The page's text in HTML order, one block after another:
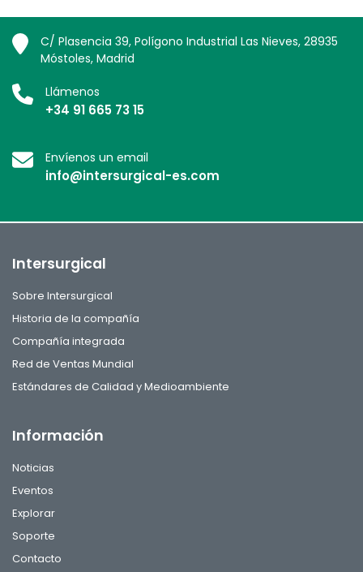
C/ Plasencia 39, Polígono Industrial Las Nieves, 28935
Móstoles, Madrid
Llámenos
+34 91 665 73 15
Envíenos un email
info@intersurgical-es.com
Intersurgical
Sobre Intersurgical
Historia de la compañía
Compañía integrada
Red de Ventas Mundial
Estándares de Calidad y Medioambiente
Información
Noticias
Eventos
Explorar
Soporte
Contacto